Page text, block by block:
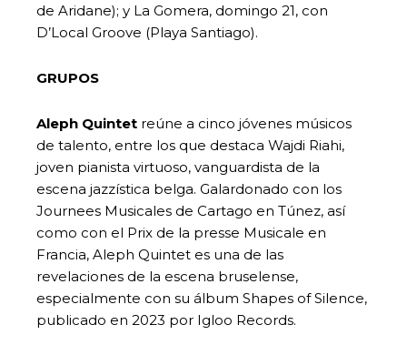
de Aridane); y La Gomera, domingo 21, con
D’Local Groove (Playa Santiago).
GRUPOS
Aleph Quintet reúne a cinco jóvenes músicos
de talento, entre los que destaca Wajdi Riahi,
joven pianista virtuoso, vanguardista de la
escena jazzística belga. Galardonado con los
Journees Musicales de Cartago en Túnez, así
como con el Prix de la presse Musicale en
Francia, Aleph Quintet es una de las
revelaciones de la escena bruselense,
especialmente con su álbum Shapes of Silence,
publicado en 2023 por Igloo Records.